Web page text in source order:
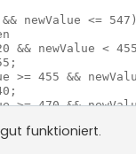
newValue <=
&& newValue <
>= 455 &&
>= 470 &&
>= 482 &&
funktioniert.